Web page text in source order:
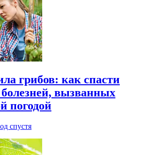
грибов: как спасти
болезней, вызванных
погодой
спустя